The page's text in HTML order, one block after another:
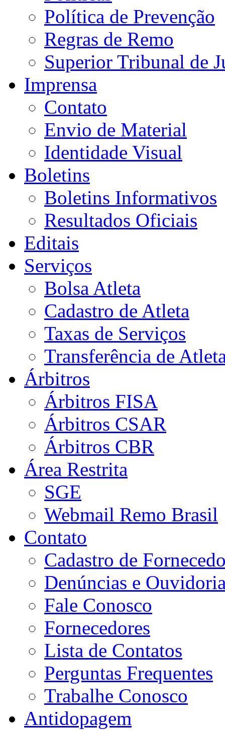
Política de Prevenção
Regras de Remo
Superior Tribunal de
Imprensa
Contato
Envio de Material
Identidade Visual
Boletins
Boletins Informativos
Resultados Oficiais
Editais
Serviços
Bolsa Atleta
Cadastro de Atleta
Taxas de Serviços
Transferência de
Árbitros
Árbitros FISA
Árbitros CSAR
Árbitros CBR
Área Restrita
SGE
Webmail Remo Brasil
Contato
Cadastro de
Denúncias e
Fale Conosco
Fornecedores
Lista de Contatos
Perguntas Frequentes
Trabalhe Conosco
Antidopagem